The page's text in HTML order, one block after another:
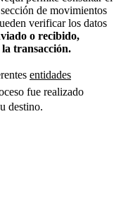
de movimientos
verificar los datos
o recibido,
transacción.
entidades
fue realizado
destino.